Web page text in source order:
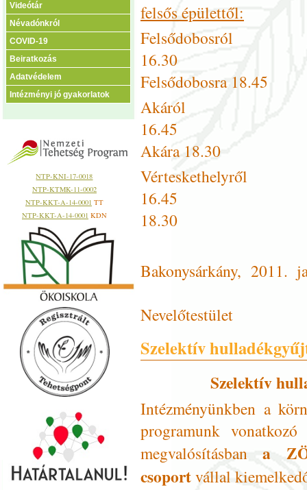
Videótár
Névadónkról
COVID-19
Beiratkozás
Adatvédelem
Intézményi jó gyakorlatok
NTP-KNI-17-0018
NTP-KTMK-11-0002
NTP-KKT-A-14-0001 TT
NTP-KKT-A-14-0001 KDN
felsős épülettől:
Felsődobosról
Felsődobosra 18.45
Akáról
Akára 18.30
Vérteskethelyről
16.45
18.30
Nevelőtestület
Szelektív
Szelektív
Intézményünkben a
programunk
megvalósításbana
csoportvállal